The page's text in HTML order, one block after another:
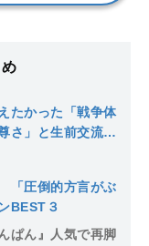
たかった「戦争体
さ」と生前交流の
「圧倒的方言がぶ
BEST３
ぱん』人気で再脚